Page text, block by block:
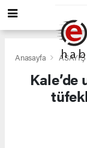
Anasayfa ASAYİŞ